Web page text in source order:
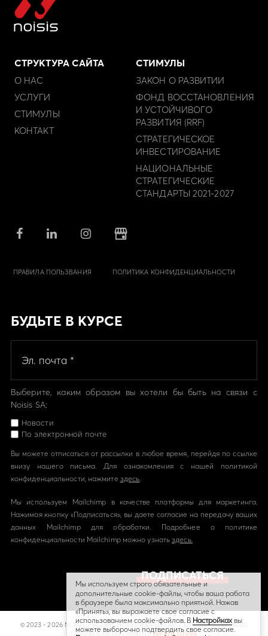
СТРУКТУРА САЙТА
О НАС
УСЛУГИ
СТИМУЛЫ
КОНТАКТ
СТИМУЛЫ
ЗАКОН О РАЗВИТИИ
ФОНД ВОССТАНОВЛЕНИЯ
И УСТОЙЧИВОГО
РАЗВИТИЯ (RRF)
СТРАТЕГИЧЕСКОЕ
ИНВЕСТИРОВАНИЕ
НАЦИОНАЛЬНЫЕ
СТРАТЕГИЧЕСКИЕ
СТАНДАРТЫ 2021-2027
ПРАВИЛА ПОЛЬЗВАНИЯ ПОЛИТИКА КОНФИДЕНЦИАЛЬНОСТИ
БУДЬТЕ В КУРСЕ
Выберите, каким образом вы хотели бы быть на связи с
Noisis SA:
Новости
По электронной почте
Вы можете отписаться от рассылки в любое время, перейдя по ссылке
внизу нашего письма. Для ознакомления с нашей политикой
конфиденциальности, нажмите здесь
Мы используем Mailchimp в качестве платформы для маркетинга.
Нажимая кнопку «Подписаться», вы даете согласие на передачу ваших
данных Mailchimp для обработки. Подробнее о политике
конфиденциальности Mailchimp можно узнать здесь.
© 2023 - 2026 NOISIS - ALL RIGHTS RESERVED | ΑΡ. Γ.Ε.ΜΗ 058224804000
DESIGN & DEVELOPMENTWEBOLUTION
Мы используем строго обязательные и
дополнительные cookie-файлы, чтобы ваша работа
в браузере была максимально приятной. Нажав
«Принять», вы выражаете свое согласие с
использованием cookie-файлов. В Hастройках вы
можете выборочно подтвердить свое согласие.